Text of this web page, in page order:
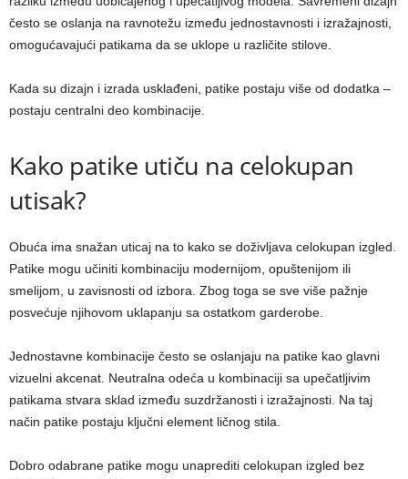
često se oslanja na ravnotežu između jednostavnosti i izražajnosti,
omogućavajući patikama da se uklope u različite stilove.
Kada su dizajn i izrada usklađeni, patike postaju više od dodatka –
postaju centralni deo kombinacije.
Kako patike utiču na celokupan
utisak?
Obuća ima snažan uticaj na to kako se doživljava celokupan izgled.
Patike mogu učiniti kombinaciju modernijom, opuštenijom ili
smelijom, u zavisnosti od izbora. Zbog toga se sve više pažnje
posvećuje njihovom uklapanju sa ostatkom garderobe.
Jednostavne kombinacije često se oslanjaju na patike kao glavni
vizuelni akcenat. Neutralna odeća u kombinaciji sa upečatljivim
patikama stvara sklad između suzdržanosti i izražajnosti. Na taj
način patike postaju ključni element ličnog stila.
Dobro odabrane patike mogu unaprediti celokupan izgled bez